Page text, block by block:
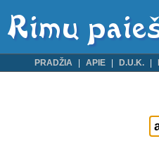
PRADŽIA APIE D.U.K.